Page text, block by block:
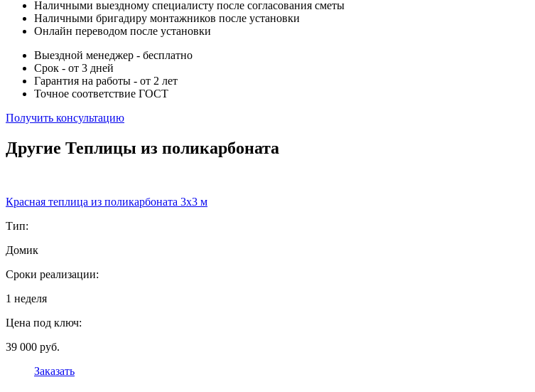
Наличными выездному специалисту после согласования сметы
Наличными бригадиру монтажников после установки
Онлайн переводом после установки
Выездной менеджер - бесплатно
Срок - от 3 дней
Гарантия на работы - от 2 лет
Точное соответствие ГОСТ
Получить консультацию
Другие Теплицы из поликарбоната
Красная теплица из поликарбоната 3х3 м
Тип:
Домик
Сроки реализации:
1 неделя
Цена под ключ:
39 000 руб.
Заказать